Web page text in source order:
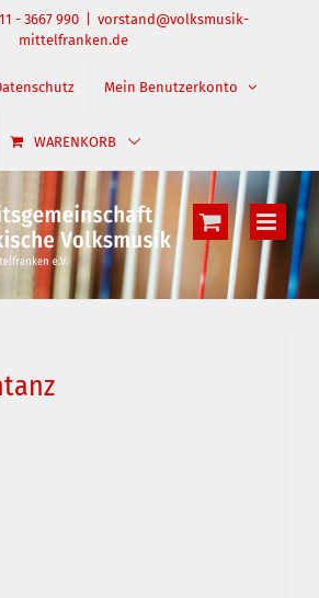
- 3667 990
vorstand@volksmusik-
mittelfranken.de
Mein Benutzerkonto
WARENKORB